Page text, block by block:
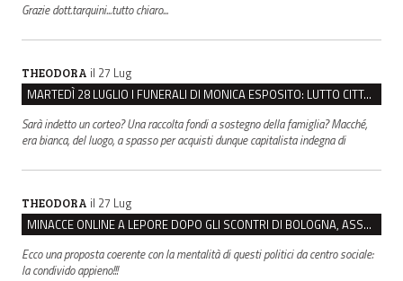
Grazie dott.tarquini...tutto chiaro...
THEODORA il 27 Lug
MARTEDÌ 28 LUGLIO I FUNERALI DI MONICA ESPOSITO: LUTTO CITTADINO A MODENA E NONANTOLA
Sarà indetto un corteo? Una raccolta fondi a sostegno della famiglia? Macché,
era bianca, del luogo, a spasso per acquisti dunque capitalista indegna di
THEODORA il 27 Lug
MINACCE ONLINE A LEPORE DOPO GLI SCONTRI DI BOLOGNA, ASSEGNATA LA SCORTA AL SINDACO
Ecco una proposta coerente con la mentalità di questi politici da centro sociale:
la condivido appieno!!!